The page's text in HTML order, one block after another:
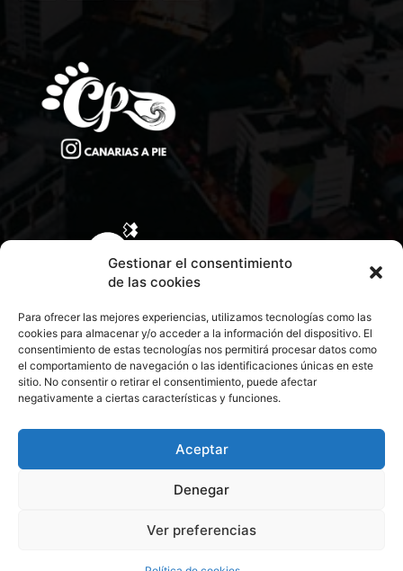
Gestionar el consentimiento
de las cookies
Para ofrecer las mejores experiencias, utilizamos tecnologías como las
cookies para almacenar y/o acceder a la información del dispositivo. El
consentimiento de estas tecnologías nos permitirá procesar datos como
el comportamiento de navegación o las identificaciones únicas en este
sitio. No consentir o retirar el consentimiento, puede afectar
negativamente a ciertas características y funciones.
Aceptar
Denegar
Ver preferencias
CONTACTA CON NOSOTROS